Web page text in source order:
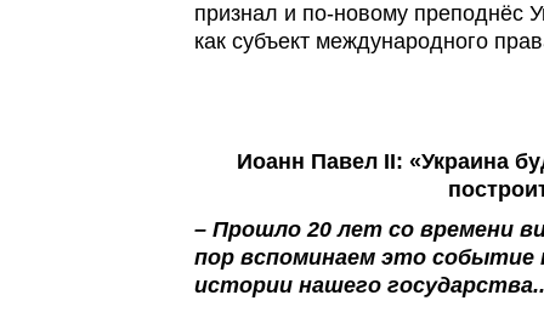
признал и по-новому преподнёс
как субъект международного
Иоанн Павел II: «Украина
– Прошло 20 лет со времени
пор вспоминаем это событие
истории нашего